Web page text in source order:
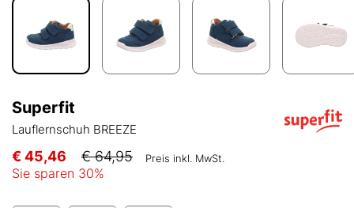
Superfit
Lauflernschuh BREEZE
€ 45,46 € 64,95 Preis inkl. MwSt.
Sie sparen 30%